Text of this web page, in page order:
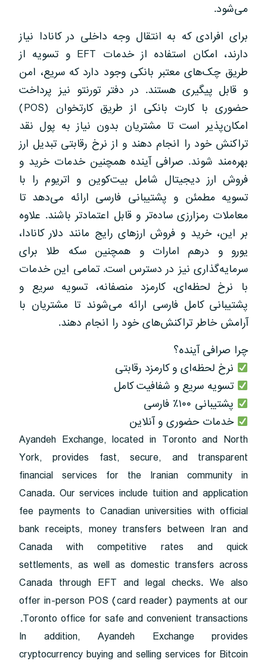
می‌شود.
برای افرادی که به انتقال وجه داخلی در کانادا نیاز
دارند، امکان استفاده از خدمات EFT و تسویه از
طریق چک‌های معتبر بانکی وجود دارد که سریع، امن
و قابل پیگیری هستند. در دفتر تورنتو نیز پرداخت
حضوری با کارت بانکی از طریق کارتخوان (POS)
امکان‌پذیر است تا مشتریان بدون نیاز به پول نقد
تراکنش خود را انجام دهند و از نرخ رقابتی تبدیل ارز
بهره‌مند شوند. صرافی آینده همچنین خدمات خرید و
فروش ارز دیجیتال شامل بیت‌کوین و اتریوم را با
تسویه مطمئن و پشتیبانی فارسی ارائه می‌دهد تا
معاملات رمزارزی ساده‌تر و قابل اعتمادتر باشند. علاوه
بر این، خرید و فروش ارزهای رایج مانند دلار کانادا،
یورو و درهم امارات و همچنین سکه طلا برای
سرمایه‌گذاری نیز در دسترس است. تمامی این خدمات
با نرخ لحظه‌ای، کارمزد منصفانه، تسویه سریع و
پشتیبانی کامل فارسی ارائه می‌شوند تا مشتریان با
آرامش خاطر تراکنش‌های خود را انجام دهند.
چرا صرافی آینده؟
نرخ لحظه‌ای و کارمزد رقابتی
تسویه سریع و شفافیت کامل
پشتیبانی ۱۰۰٪ فارسی
خدمات حضوری و آنلاین
Ayandeh Exchange, located in Toronto and North
York, provides fast, secure, and transparent
financial services for the Iranian community in
Canada. Our services include tuition and application
fee payments to Canadian universities with official
bank receipts, money transfers between Iran and
Canada with competitive rates and quick
settlements, as well as domestic transfers across
Canada through EFT and legal checks. We also
offer in-person POS (card reader) payments at our
Toronto office for safe and convenient transactions.
In addition, Ayandeh Exchange provides
cryptocurrency buying and selling services for Bitcoin